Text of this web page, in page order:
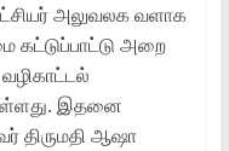
அலுவலக வளாக
கட்டுப்பாட்டு அறை
இதனை
திருமதி ஆஷா